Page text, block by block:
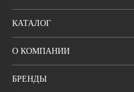
КАТАЛОГ
О КОМПАНИИ
БРЕНДЫ